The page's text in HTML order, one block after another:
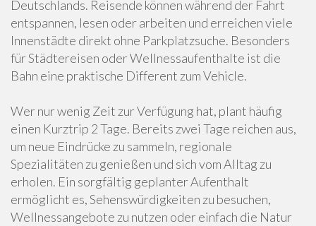
Deutschlands. Reisende können während der Fahrt
entspannen, lesen oder arbeiten und erreichen viele
Innenstädte direkt ohne Parkplatzsuche. Besonders
für Städtereisen oder Wellnessaufenthalte ist die
Bahn eine praktische Different zum Vehicle.
Wer nur wenig Zeit zur Verfügung hat, plant häufig
einen Kurztrip 2 Tage. Bereits zwei Tage reichen aus,
um neue Eindrücke zu sammeln, regionale
Spezialitäten zu genießen und sich vom Alltag zu
erholen. Ein sorgfältig geplanter Aufenthalt
ermöglicht es, Sehenswürdigkeiten zu besuchen,
Wellnessangebote zu nutzen oder einfach die Natur